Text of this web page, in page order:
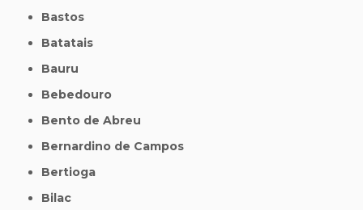
Bastos
Batatais
Bauru
Bebedouro
Bento de Abreu
Bernardino de Campos
Bertioga
Bilac